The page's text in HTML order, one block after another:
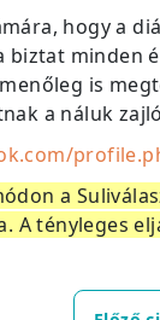
hogy a
biztat minden
is
a náluk
a
A tényleges